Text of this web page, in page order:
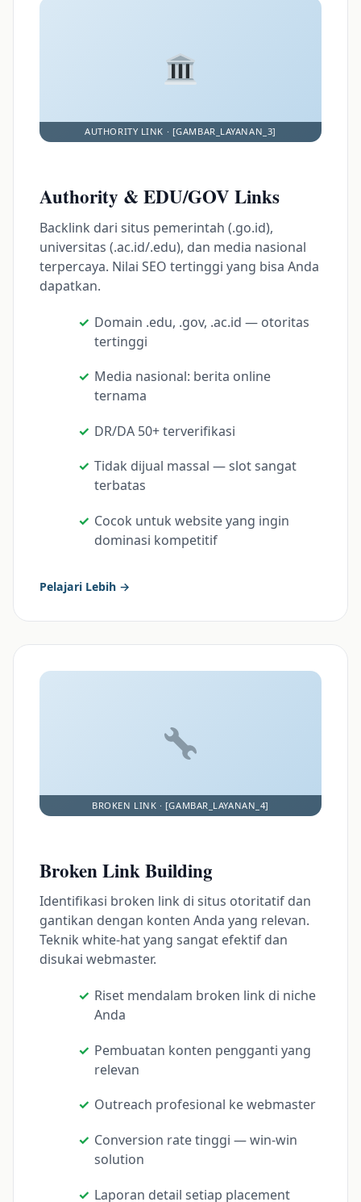
Authority & EDU/GOV Links
Backlink dari situs pemerintah (.go.id),
universitas (.ac.id/.edu), dan media nasional
terpercaya. Nilai SEO tertinggi yang bisa Anda
dapatkan.
Domain .edu, .gov, .ac.id — otoritas
tertinggi
Media nasional: berita online
ternama
DR/DA 50+ terverifikasi
Tidak dijual massal — slot sangat
terbatas
Cocok untuk website yang ingin
dominasi kompetitif
Pelajari Lebih →
Broken Link Building
Identifikasi broken link di situs otoritatif dan
gantikan dengan konten Anda yang relevan.
Teknik white-hat yang sangat efektif dan
disukai webmaster.
Riset mendalam broken link di niche
Anda
Pembuatan konten pengganti yang
relevan
Outreach profesional ke webmaster
Conversion rate tinggi — win-win
solution
Laporan detail setiap placement